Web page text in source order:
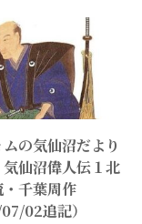
の気仙沼だより
気仙沼偉人伝１北
千葉周作
02追記）